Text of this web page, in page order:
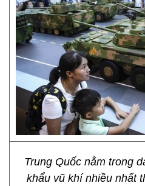
Trung Quốc nằm trong
khẩu vũ khí nhiều nhất